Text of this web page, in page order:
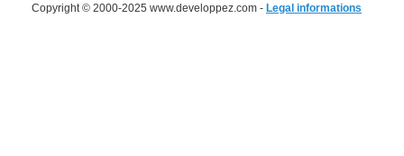
Copyright © 2000-2025 www.developpez.com - Legal informations